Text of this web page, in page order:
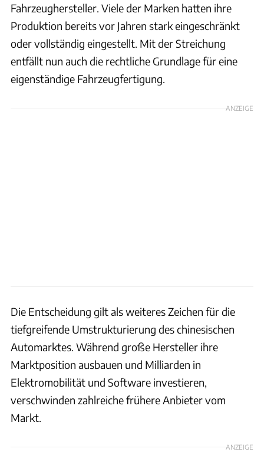
Fahrzeughersteller. Viele der Marken hatten ihre
Produktion bereits vor Jahren stark eingeschränkt
oder vollständig eingestellt. Mit der Streichung
entfällt nun auch die rechtliche Grundlage für eine
eigenständige Fahrzeugfertigung.
ANZEIGE
Die Entscheidung gilt als weiteres Zeichen für die
tiefgreifende Umstrukturierung des chinesischen
Automarktes. Während große Hersteller ihre
Marktposition ausbauen und Milliarden in
Elektromobilität und Software investieren,
verschwinden zahlreiche frühere Anbieter vom
Markt.
ANZEIGE